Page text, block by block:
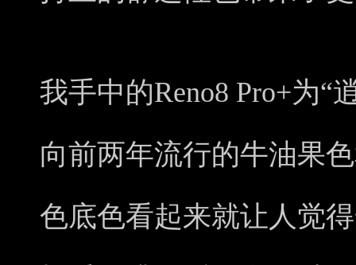
我手中的Reno8 Pro+为“
向前两年流行的牛油果
色底色看起来就让人觉